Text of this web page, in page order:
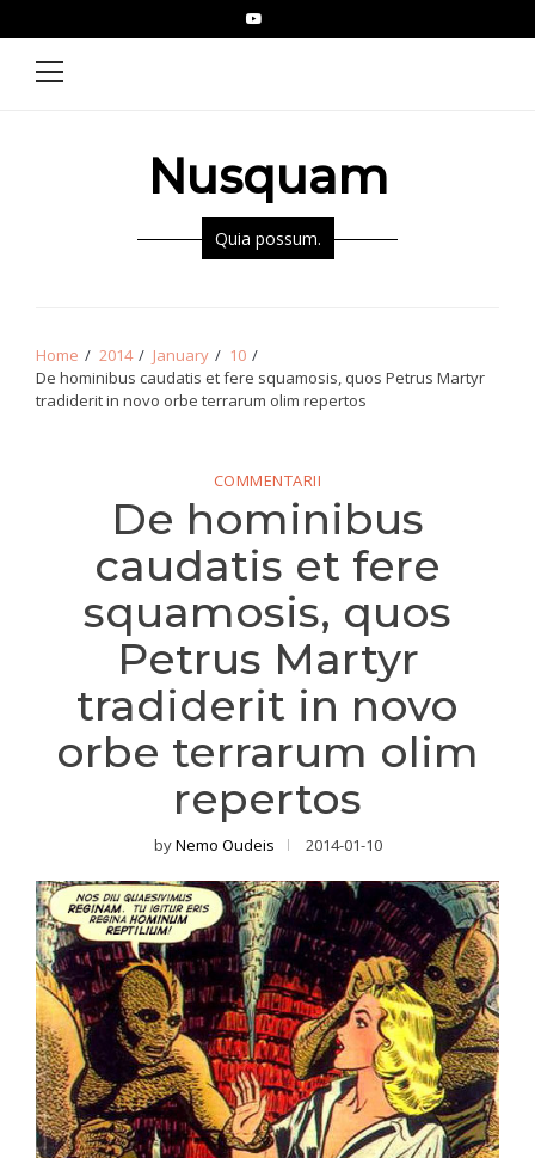
YouTube
Primary
Nusquam
Quia possum.
Home 2014 January
10
De hominibus caudatis et fere squamosis, quos Petrus Martyr
tradiderit in novo orbe terrarum olim repertos
COMMENTARII
De hominibus
caudatis et fere
squamosis, quos
Petrus Martyr
tradiderit in novo
orbe terrarum olim
repertos
byNemo Oudeis 2014-01-10